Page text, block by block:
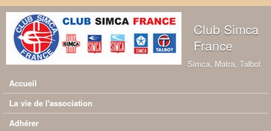
Aller au contenu principal
Club Simca
France
Simca, Matra, Talbot
Menu principal
Accueil
La vie de l'association
Adhérer